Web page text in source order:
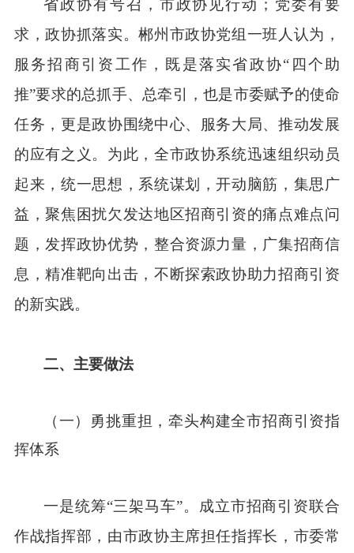
省政协有号召，市政协见行动；党委有要
求，政协抓落实。郴州市政协党组一班人认为，
服务招商引资工作，既是落实省政协“四个助
推”要求的总抓手、总牵引，也是市委赋予的使命
任务，更是政协围绕中心、服务大局、推动发展
的应有之义。为此，全市政协系统迅速组织动员
起来，统一思想，系统谋划，开动脑筋，集思广
益，聚焦困扰欠发达地区招商引资的痛点难点问
题，发挥政协优势，整合资源力量，广集招商信
息，精准靶向出击，不断探索政协助力招商引资
的新实践。
二、 主要做法
（一） 勇挑重担，牵头构建全市招商引资指
挥体系
一是统筹“三架马车”。成立市招商引资联合
作战指挥部，由市政协主席担任指挥长，市委常